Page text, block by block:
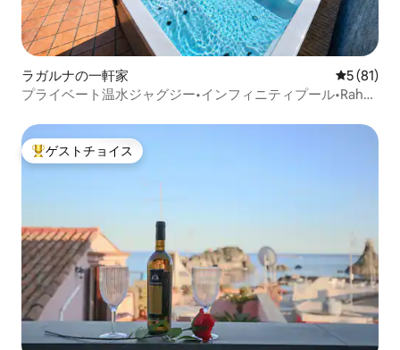
ラガルナの一軒家 レビュー
5 (81)
プライベート温水ジャグジー•インフィニティプール•Rahal
大好評のゲストチョイスです。
ゲストチョイス